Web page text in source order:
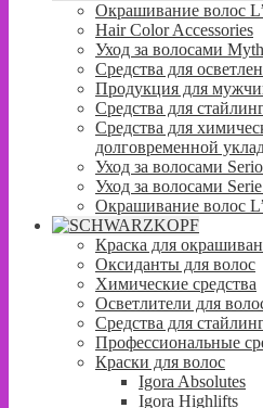
Окрашивание волос
Hair Color Accessories
Уход за волосами
Средства для
Продукция для
Средства для
Средства для
долговременной
Уход за волосами
Уход за волосами
Окрашивание волос
Краска для
Оксиданты для волос
Химические средства
Осветлители для
Средства для
Профессиональные
Краски для волос
Igora Absolutes
Igora Highlifts